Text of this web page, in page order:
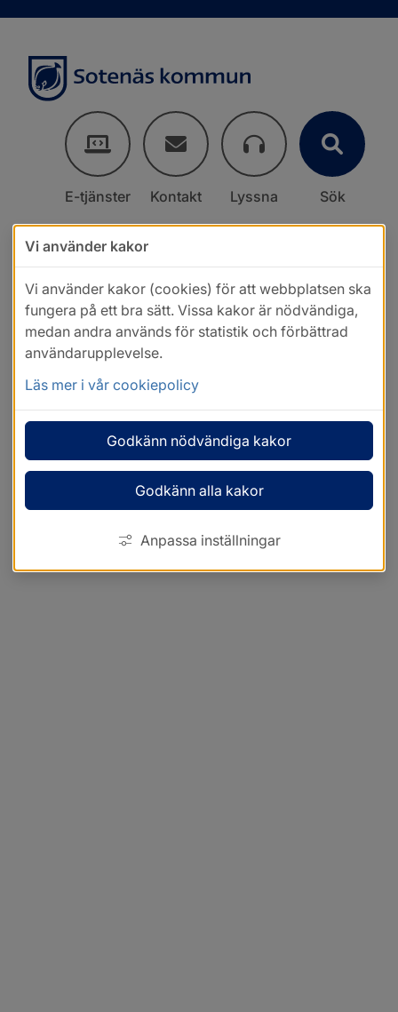
E-tjänster Kontakt Lyssna Sök
Vi använder kakor
Vi använder kakor (cookies) för att webbplatsen ska
fungera på ett bra sätt. Vissa kakor är nödvändiga,
medan andra används för statistik och förbättrad
användarupplevelse.
Läs mer i vår cookiepolicy
Godkänn nödvändiga kakor
Godkänn alla kakor
Anpassa inställningar